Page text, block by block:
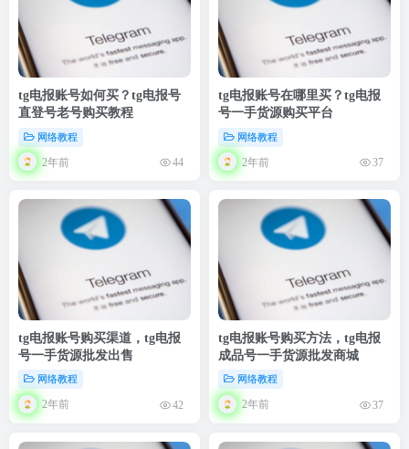
tg电报账号如何买？tg电报号
直登号老号购买教程
网络教程
2年前 44
tg电报账号在哪里买？tg电报
号一手货源购买平台
网络教程
2年前 37
tg电报账号购买渠道，tg电报
号一手货源批发出售
网络教程
2年前 42
tg电报账号购买方法，tg电报
成品号一手货源批发商城
网络教程
2年前 37